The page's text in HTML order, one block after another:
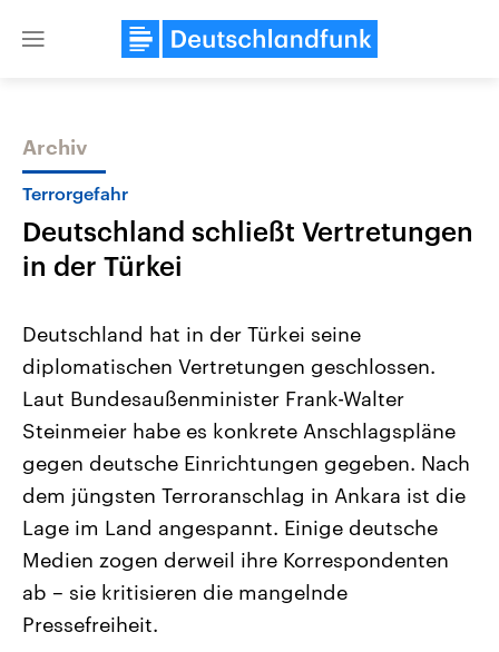
Close
Themen
Landtagswahl Sachsen-Anhalt
2026
Alle Informationen
Sachsen-Anhalt wählt am 6.
September 2026 einen neuen
Landtag. Seit 2021 wird das
Bundesland von einer Koalition aus
CDU, SPD und FDP regiert.-
Umfragen, Prognosen,
Wahlprogramme, aktuelle Berichte
und Hintergründe zu den Parteien
und Kandidaten der anstehenden
Wahl.
USA
Aktuelle Beiträge,
Hintergründe
Wirtschaftlich und
gehören die Vereinigten
den mächtigsten Ländern
mit großem Einfluss auf
aktuelle Weltgeschehen.
Sendungen Programm Podcasts
Audio-Archiv
Archiv
Terrorgefahr
Deutschland schließt Vertretungen
in der Türkei
Deutschland hat in der Türkei seine
diplomatischen Vertretungen geschlossen.
Laut Bundesaußenminister Frank-Walter
Steinmeier habe es konkrete Anschlagspläne
gegen deutsche Einrichtungen gegeben. Nach
dem jüngsten Terroranschlag in Ankara ist die
Lage im Land angespannt. Einige deutsche
Medien zogen derweil ihre Korrespondenten
ab – sie kritisieren die mangelnde
Pressefreiheit.